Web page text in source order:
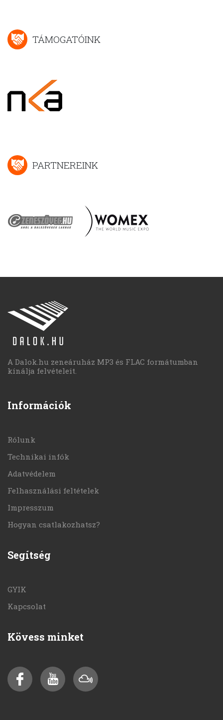
TÁMOGATÓINK
PARTNEREINK
A Dalok.hu zeneáruház MP3 és FLAC formátumban
kínálja felvételeit.
Információk
Rólunk
Technikai infók
Adatvédelem
Felhasználási feltételek
Impresszum
Hogyan csatlakozhatsz?
Segítség
GYIK
Kapcsolat
Kövess minket